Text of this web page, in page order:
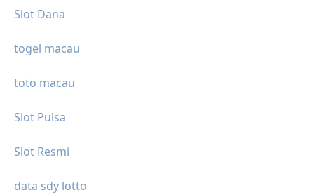
Slot Dana
togel macau
toto macau
Slot Pulsa
Slot Resmi
data sdy lotto